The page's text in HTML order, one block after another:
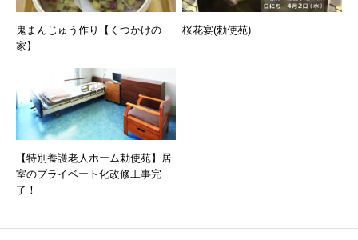
鬼まんじゅう作り【くつかけの
家】
桜花宴(勅使苑)
【特別養護老人ホーム勅使苑】居
室のプライベート化改修工事完
了！